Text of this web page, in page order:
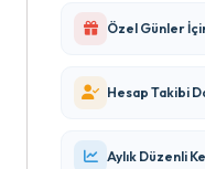
Özel Günler
Hesap Takibi
Aylık Düzenli